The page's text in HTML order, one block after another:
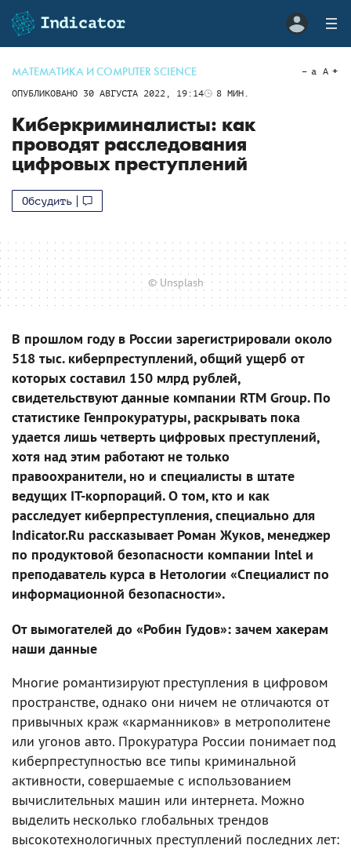
МАТЕМАТИКА И COMPUTER SCIENCE
ОПУБЛИКОВАНО 30 АВГУСТА 2022, 19:14 8 МИН.
a A
Киберкриминалисты: как
проводят расследования
цифровых преступлений
Обсудить
© Unsplash
В прошлом году в России зарегистрировали около
518 тыс. киберпреступлений, общий ущерб от
которых составил 150 млрд рублей,
свидетельствуют данные компании RTM Group. По
статистике Генпрокуратуры, раскрывать пока
удается лишь четверть цифровых преступлений,
хотя над этим работают не только
правоохранители, но и специалисты в штате
ведущих IT-корпораций. О том, кто и как
расследует киберпреступления, специально для
Indicator.Ru рассказывает Роман Жуков, менеджер
по продуктовой безопасности компании Intel и
преподаватель курса в Нетологии «Специалист по
информационной безопасности».
От вымогателей до «Робин Гудов»: зачем хакерам
наши данные
Многие романтизируют преступления в цифровом
пространстве, однако они ничем не отличаются от
привычных краж «карманников» в метрополитене
или угонов авто. Прокуратура России понимает под
киберпреступностью все типы криминальной
активности, совершаемые с использованием
вычислительных машин или интернета. Можно
выделить несколько глобальных трендов
высокотехнологичных преступлений последних лет: